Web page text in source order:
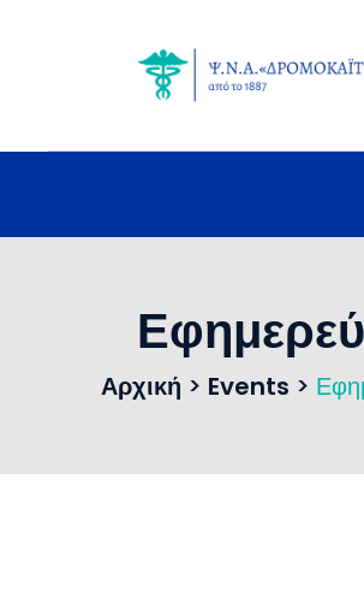
Αρχική > Events >